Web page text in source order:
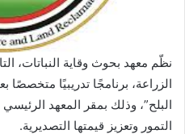
نظّم معهد بحوث وقاية النباتات،
الزراعة، برنامجًا تدريبيًا متخصصًا
البلح”، وذلك بمقر المعهد
التمور وتعزيز قيمتها التصديرية.